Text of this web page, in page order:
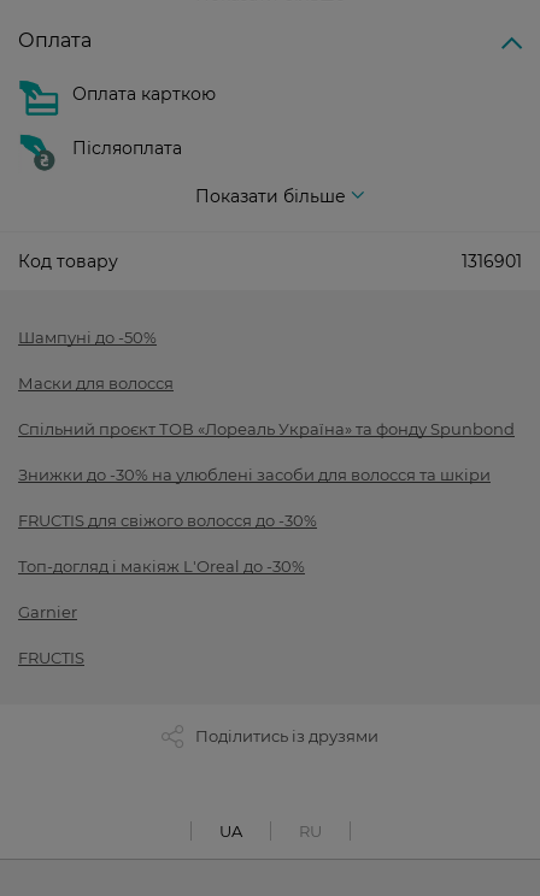
Оплата
Оплата карткою
Післяоплата
Показати більше
Код товару 1316901
Шампуні до -50%
Маски для волосся
Спільний проєкт ТОВ «Лореаль Україна» та фонду Spunbond
Знижки до -30% на улюблені засоби для волосся та шкіри
FRUCTIS для свіжого волосся до -30%
Топ-догляд і макіяж L'Oreal до -30%
Garnier
FRUCTIS
Поділитись із друзями
UA RU